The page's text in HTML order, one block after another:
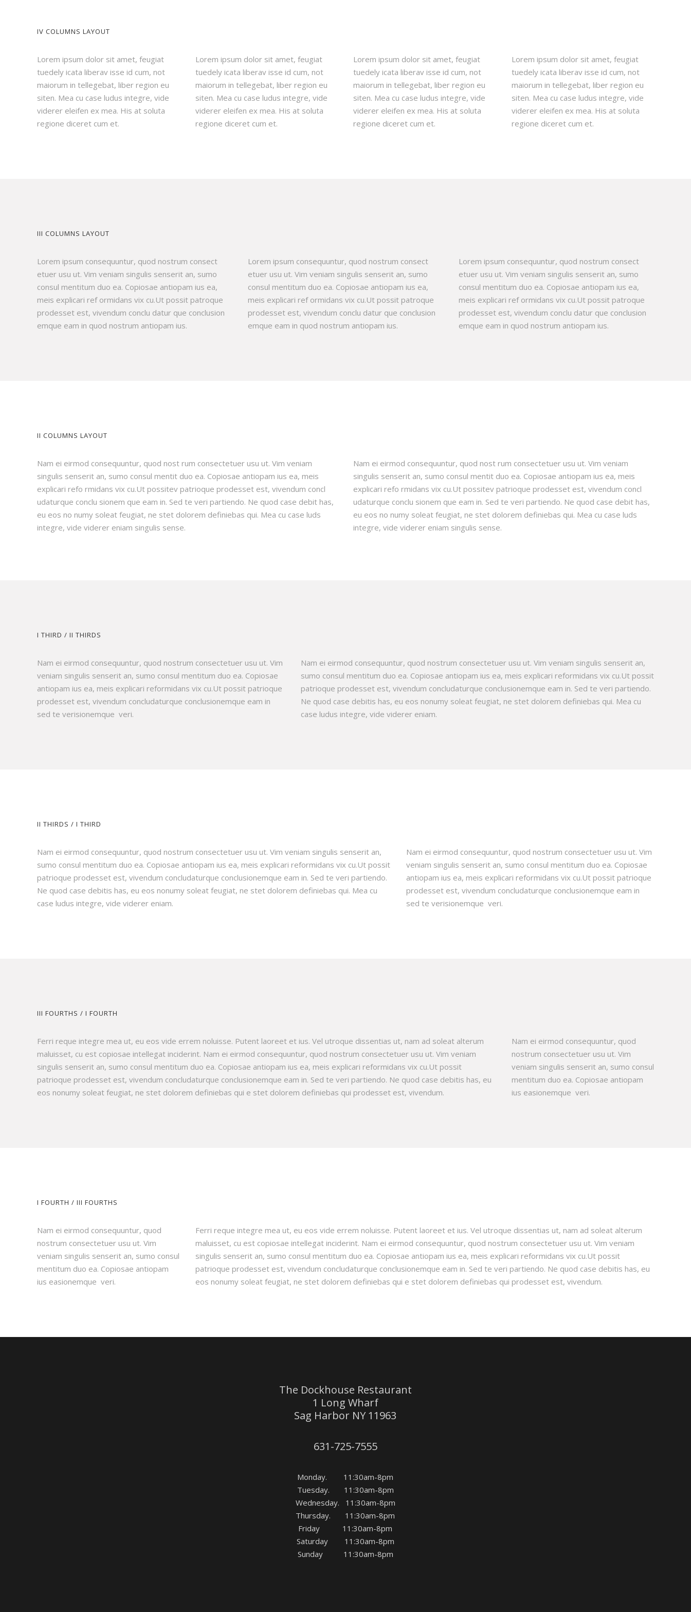
IV COLUMNS LAYOUT
Lorem ipsum dolor sit amet, feugiat
tuedely icata liberav isse id cum, not
maiorum in tellegebat, liber region eu
siten. Mea cu case ludus integre, vide
viderer eleifen ex mea. His at soluta
regione diceret cum et.
Lorem ipsum dolor sit amet, feugiat
tuedely icata liberav isse id cum, not
maiorum in tellegebat, liber region eu
siten. Mea cu case ludus integre, vide
viderer eleifen ex mea. His at soluta
regione diceret cum et.
Lorem ipsum dolor sit amet, feugiat
tuedely icata liberav isse id cum, not
maiorum in tellegebat, liber region eu
siten. Mea cu case ludus integre, vide
viderer eleifen ex mea. His at soluta
regione diceret cum et.
Lorem ipsum dolor sit amet, feugiat
tuedely icata liberav isse id cum, not
maiorum in tellegebat, liber region eu
siten. Mea cu case ludus integre, vide
viderer eleifen ex mea. His at soluta
regione diceret cum et.
III COLUMNS LAYOUT
Lorem ipsum consequuntur, quod nostrum consect
etuer usu ut. Vim veniam singulis senserit an, sumo
consul mentitum duo ea. Copiosae antiopam ius ea,
meis explicari ref ormidans vix cu.Ut possit patroque
prodesset est, vivendum conclu datur que conclusion
emque eam in quod nostrum antiopam ius.
Lorem ipsum consequuntur, quod nostrum consect
etuer usu ut. Vim veniam singulis senserit an, sumo
consul mentitum duo ea. Copiosae antiopam ius ea,
meis explicari ref ormidans vix cu.Ut possit patroque
prodesset est, vivendum conclu datur que conclusion
emque eam in quod nostrum antiopam ius.
Lorem ipsum consequuntur, quod nostrum consect
etuer usu ut. Vim veniam singulis senserit an, sumo
consul mentitum duo ea. Copiosae antiopam ius ea,
meis explicari ref ormidans vix cu.Ut possit patroque
prodesset est, vivendum conclu datur que conclusion
emque eam in quod nostrum antiopam ius.
II COLUMNS LAYOUT
Nam ei eirmod consequuntur, quod nost rum consectetuer usu ut. Vim veniam
singulis senserit an, sumo consul mentit duo ea. Copiosae antiopam ius ea, meis
explicari refo rmidans vix cu.Ut possitev patrioque prodesset est, vivendum concl
udaturque conclu sionem que eam in. Sed te veri partiendo. Ne quod case debit has,
eu eos no numy soleat feugiat, ne stet dolorem definiebas qui. Mea cu case luds
integre, vide viderer eniam singulis sense.
Nam ei eirmod consequuntur, quod nost rum consectetuer usu ut. Vim veniam
singulis senserit an, sumo consul mentit duo ea. Copiosae antiopam ius ea, meis
explicari refo rmidans vix cu.Ut possitev patrioque prodesset est, vivendum concl
udaturque conclu sionem que eam in. Sed te veri partiendo. Ne quod case debit has,
eu eos no numy soleat feugiat, ne stet dolorem definiebas qui. Mea cu case luds
integre, vide viderer eniam singulis sense.
I THIRD / II THIRDS
Nam ei eirmod consequuntur, quod nostrum consectetuer usu ut. Vim
veniam singulis senserit an, sumo consul mentitum duo ea. Copiosae
antiopam ius ea, meis explicari reformidans vix cu.Ut possit patrioque
prodesset est, vivendum concludaturque conclusionemque eam in
sed te verisionemque veri.
Nam ei eirmod consequuntur, quod nostrum consectetuer usu ut. Vim veniam singulis senserit an,
sumo consul mentitum duo ea. Copiosae antiopam ius ea, meis explicari reformidans vix cu.Ut possit
patrioque prodesset est, vivendum concludaturque conclusionemque eam in. Sed te veri partiendo.
Ne quod case debitis has, eu eos nonumy soleat feugiat, ne stet dolorem definiebas qui. Mea cu
case ludus integre, vide viderer eniam.
II THIRDS / I THIRD
Nam ei eirmod consequuntur, quod nostrum consectetuer usu ut. Vim veniam singulis senserit an,
sumo consul mentitum duo ea. Copiosae antiopam ius ea, meis explicari reformidans vix cu.Ut possit
patrioque prodesset est, vivendum concludaturque conclusionemque eam in. Sed te veri partiendo.
Ne quod case debitis has, eu eos nonumy soleat feugiat, ne stet dolorem definiebas qui. Mea cu
case ludus integre, vide viderer eniam.
Nam ei eirmod consequuntur, quod nostrum consectetuer usu ut. Vim
veniam singulis senserit an, sumo consul mentitum duo ea. Copiosae
antiopam ius ea, meis explicari reformidans vix cu.Ut possit patrioque
prodesset est, vivendum concludaturque conclusionemque eam in
sed te verisionemque veri.
III FOURTHS / I FOURTH
Ferri reque integre mea ut, eu eos vide errem noluisse. Putent laoreet et ius. Vel utroque dissentias ut, nam ad soleat alterum
maluisset, cu est copiosae intellegat inciderint. Nam ei eirmod consequuntur, quod nostrum consectetuer usu ut. Vim veniam
singulis senserit an, sumo consul mentitum duo ea. Copiosae antiopam ius ea, meis explicari reformidans vix cu.Ut possit
patrioque prodesset est, vivendum concludaturque conclusionemque eam in. Sed te veri partiendo. Ne quod case debitis has, eu
eos nonumy soleat feugiat, ne stet dolorem definiebas qui e stet dolorem definiebas qui prodesset est, vivendum.
Nam ei eirmod consequuntur, quod
nostrum consectetuer usu ut. Vim
veniam singulis senserit an, sumo consul
mentitum duo ea. Copiosae antiopam
ius easionemque veri.
I FOURTH / III FOURTHS
Nam ei eirmod consequuntur, quod
nostrum consectetuer usu ut. Vim
veniam singulis senserit an, sumo consul
mentitum duo ea. Copiosae antiopam
ius easionemque veri.
Ferri reque integre mea ut, eu eos vide errem noluisse. Putent laoreet et ius. Vel utroque dissentias ut, nam ad soleat alterum
maluisset, cu est copiosae intellegat inciderint. Nam ei eirmod consequuntur, quod nostrum consectetuer usu ut. Vim veniam
singulis senserit an, sumo consul mentitum duo ea. Copiosae antiopam ius ea, meis explicari reformidans vix cu.Ut possit
patrioque prodesset est, vivendum concludaturque conclusionemque eam in. Sed te veri partiendo. Ne quod case debitis has, eu
eos nonumy soleat feugiat, ne stet dolorem definiebas qui e stet dolorem definiebas qui prodesset est, vivendum.
The Dockhouse Restaurant
1 Long Wharf
Sag Harbor NY 11963
631-725-7555
Monday. 11:30am-8pm
Tuesday. 11:30am-8pm
Wednesday. 11:30am-8pm
Thursday. 11:30am-8pm
Friday 11:30am-8pm
Saturday 11:30am-8pm
Sunday 11:30am-8pm